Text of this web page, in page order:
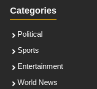
Categories
Political
Sports
Entertainment
World News